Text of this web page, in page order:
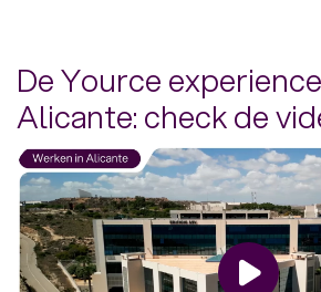
De Yource
Alicante: check de